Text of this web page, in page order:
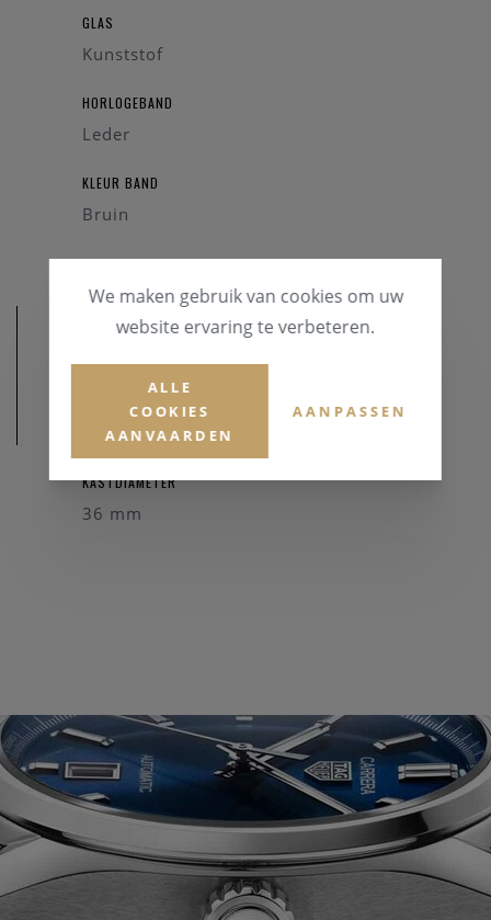
GLAS
Kunststof
HORLOGEBAND
Leder
KLEUR BAND
Bruin
AFMETINGEN
KASTDIAMETER
36 mm
We maken gebruik van cookies om uw
website ervaring te verbeteren.
ALLE
COOKIES
AANVAARDEN
AANPASSEN